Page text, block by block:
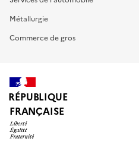
Métallurgie
Commerce de gros
RÉPUBLIQUE
FRANÇAISE